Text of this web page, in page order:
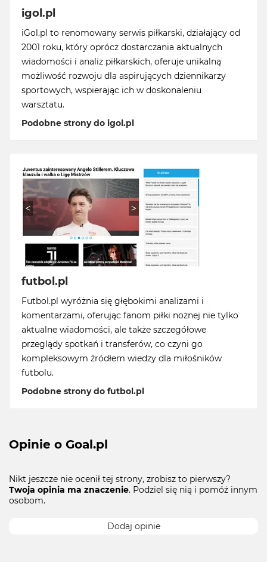
igol.pl
iGol.pl to renomowany serwis piłkarski, działający od
2001 roku, który oprócz dostarczania aktualnych
wiadomości i analiz piłkarskich, oferuje unikalną
możliwość rozwoju dla aspirujących dziennikarzy
sportowych, wspierając ich w doskonaleniu
warsztatu.
Podobne strony do igol.pl
futbol.pl
Futbol.pl wyróżnia się głębokimi analizami i
komentarzami, oferując fanom piłki nożnej nie tylko
aktualne wiadomości, ale także szczegółowe
przeglądy spotkań i transferów, co czyni go
kompleksowym źródłem wiedzy dla miłośników
futbolu.
Podobne strony do futbol.pl
Opinie o Goal.pl
Nikt jeszcze nie ocenił tej strony, zrobisz to pierwszy?
Twoja opinia ma znaczenie. Podziel się nią i pomóż innym
osobom.
Dodaj opinie